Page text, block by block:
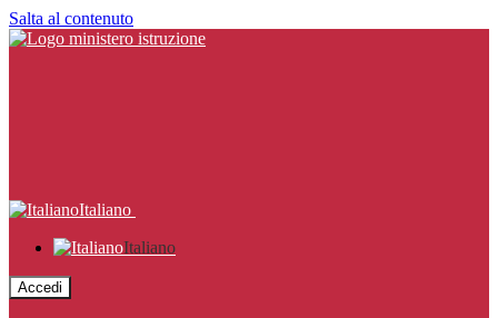
Salta al contenuto
Italiano
Italiano
Accedi